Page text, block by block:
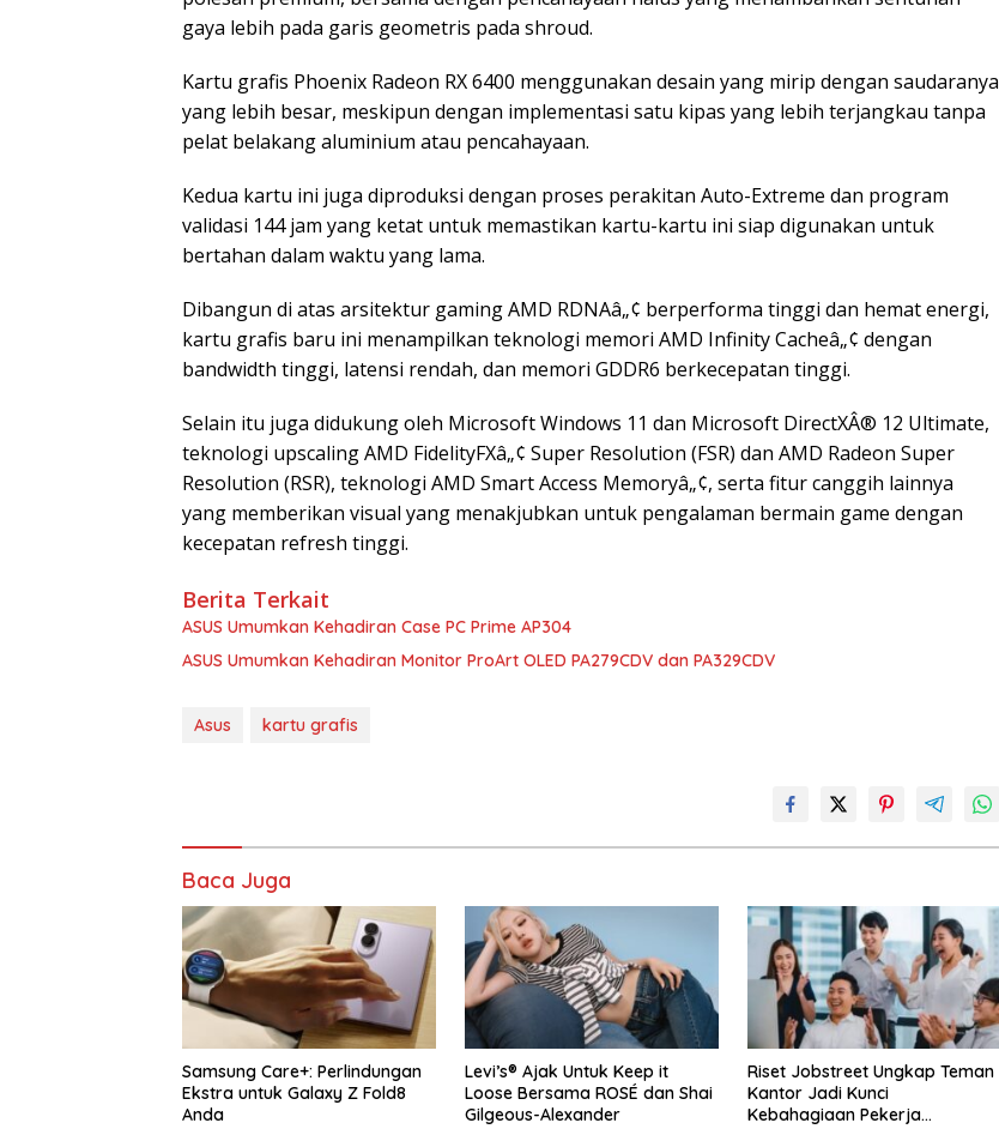
gaya lebih pada garis geometris pada shroud.
Kartu grafis Phoenix Radeon RX 6400 menggunakan desain yang mirip dengan saudaranya
yang lebih besar, meskipun dengan implementasi satu kipas yang lebih terjangkau tanpa
pelat belakang aluminium atau pencahayaan.
Kedua kartu ini juga diproduksi dengan proses perakitan Auto-Extreme dan program
validasi 144 jam yang ketat untuk memastikan kartu-kartu ini siap digunakan untuk
bertahan dalam waktu yang lama.
Dibangun di atas arsitektur gaming AMD RDNAâ„¢ berperforma tinggi dan hemat energi,
kartu grafis baru ini menampilkan teknologi memori AMD Infinity Cacheâ„¢ dengan
bandwidth tinggi, latensi rendah, dan memori GDDR6 berkecepatan tinggi.
Selain itu juga didukung oleh Microsoft Windows 11 dan Microsoft DirectXÂ® 12 Ultimate,
teknologi upscaling AMD FidelityFXâ„¢ Super Resolution (FSR) dan AMD Radeon Super
Resolution (RSR), teknologi AMD Smart Access Memoryâ„¢, serta fitur canggih lainnya
yang memberikan visual yang menakjubkan untuk pengalaman bermain game dengan
kecepatan refresh tinggi.
Berita Terkait
ASUS Umumkan Kehadiran Case PC Prime AP304
ASUS Umumkan Kehadiran Monitor ProArt OLED PA279CDV dan PA329CDV
Asus kartu grafis
Baca Juga
Samsung Care+: Perlindungan
Ekstra untuk Galaxy Z Fold8
Anda
Levi’s® Ajak Untuk Keep it
Loose Bersama ROSÉ dan Shai
Gilgeous-Alexander
Riset Jobstreet Ungkap Teman
Kantor Jadi Kunci
Kebahagiaan Pekerja